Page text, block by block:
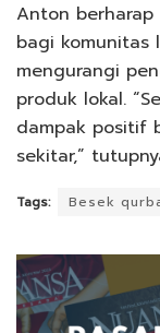
Anton
bagi
mengurangi
produk lokal.
dampak positif
sekitar,”
Tags: Besek